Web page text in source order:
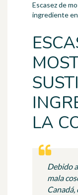
Escasez de
ingrediente en
LA
Debido
mala